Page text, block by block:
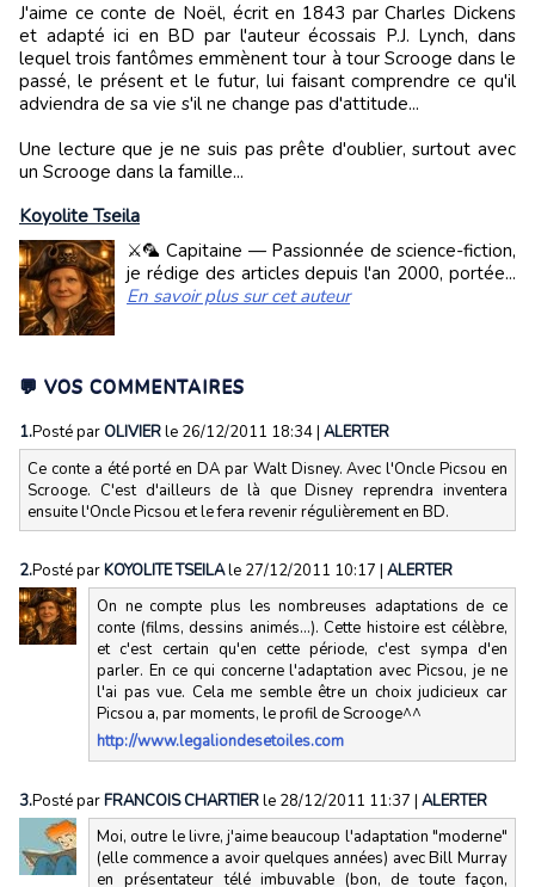
J'aime ce conte de Noël, écrit en 1843 par Charles Dickens
et adapté ici en BD par l'auteur écossais P.J. Lynch, dans
lequel trois fantômes emmènent tour à tour Scrooge dans le
passé, le présent et le futur, lui faisant comprendre ce qu'il
adviendra de sa vie s'il ne change pas d'attitude...
Une lecture que je ne suis pas prête d'oublier, surtout avec
un Scrooge dans la famille...
Koyolite Tseila
⚔️🦜 Capitaine — Passionnée de science-fiction,
je rédige des articles depuis l'an 2000, portée...
En savoir plus sur cet auteur
💬 VOS COMMENTAIRES
1.Posté parOLIVIERle 26/12/2011 18:34 | ALERTER
Ce conte a été porté en DA par Walt Disney. Avec l'Oncle Picsou en
Scrooge. C'est d'ailleurs de là que Disney reprendra inventera
ensuite l'Oncle Picsou et le fera revenir régulièrement en BD.
2.Posté parKOYOLITE TSEILAle 27/12/2011 10:17 | ALERTER
On ne compte plus les nombreuses adaptations de ce
conte (films, dessins animés...). Cette histoire est célèbre,
et c'est certain qu'en cette période, c'est sympa d'en
parler. En ce qui concerne l'adaptation avec Picsou, je ne
l'ai pas vue. Cela me semble être un choix judicieux car
Picsou a, par moments, le profil de Scrooge^^
http://www.legaliondesetoiles.com
3.Posté parFRANCOIS CHARTIERle 28/12/2011 11:37 | ALERTER
Moi, outre le livre, j'aime beaucoup l'adaptation "moderne"
(elle commence a avoir quelques années) avec Bill Murray
en présentateur télé imbuvable (bon, de toute façon,